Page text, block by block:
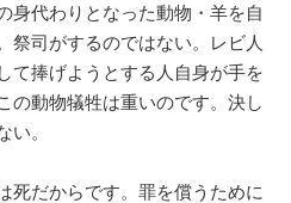
身代わりとなった動物・羊を自
祭司がするのではない。レビ人
て捧げようとする人自身が手を
の動物犠牲は重いのです。決し
い。
死だからです。罪を償うために